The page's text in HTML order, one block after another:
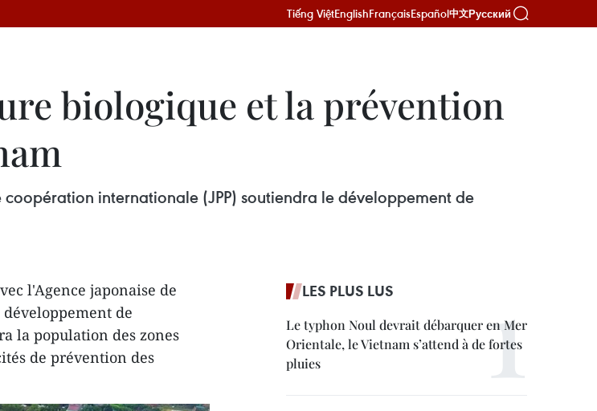
Tiếng ViệtEnglishFrançaisEspañol中文Русский
biologique et la prévention
internationale (JPP) soutiendra le développement de
l'Agence japonaise de
de
la population des zones
de prévention des
LES PLUS LUS
Le typhon Noul devrait débarquer en Mer
Orientale, le Vietnam s’attend à de fortes
pluies